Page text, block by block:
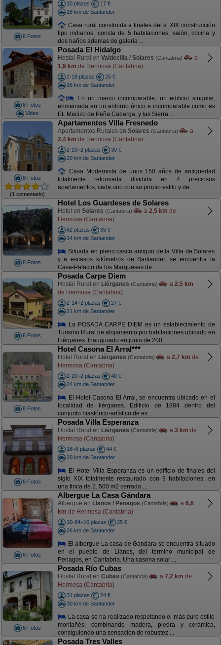
8 Fotos
10 plazas
17 €
18 km de Santander
Casa rural construida a finales del s. XIX construcción
tipo indianos, consta de 5 habitaciones, salón, cocina y
dos baños ademas de galería ...
8 Fotos
Video
Posada El Hidalgo
Hostal Rural en Valdecilla / Solares (Cantabria)
a
1,9 km de Hermosa (Cantabria)
2-18 plazas
25 €
16 km de Santander
En un marco incomparable, un edificio singular,
enmarcada en un entorno único e incomparable como es
EL Macizo de Peña Cabarga, y las Sierra ...
8 Fotos
(1 comentario)
Apartamentos Villa Fresnedo
Apartamentos Rurales en Solares (Cantabria)
a
2,4 km de Hermosa (Cantabria)
2-20+2 plazas
30 €
20 km de Santander
Casa Modernista de unos 150 años de antigüedad
totalmente reformada dividida en 4 preciosos
apartamentos, cada uno con su propio estilo y de ...
8 Fotos
Hotel Los Guardeses de Solares
Hotel en Solares (Cantabria) a 2,5 km de
Hermosa (Cantabria)
42 plazas
35 €
14 km de Santander
Situada en pleno casco antiguo de la Villa de Solares
y a escasos kilómetros de Santander, se encuentra la
Casa-Palacio de los Marqueses de ...
8 Fotos
Posada Carpe Diem
Hostal Rural en Liérganes (Cantabria) a 2,5 km
de Hermosa (Cantabria)
2-14+2 plazas
27 €
21 km de Santander
La POSADA CARPE DIEM es un establecimiento de
Turismo Rural de alojamiento por habitaciones ubicado en
Liérganes. Inaugurado en junio de 200 ...
8 Fotos
Hotel Casona El Arral***
Hotel Rural en Liérganes (Cantabria) a 2,7 km de
Hermosa (Cantabria)
2-20+2 plazas
40 €
24 km de Santander
El Hotel Casona El Arral, se encuentra ubicado en el
localidad de liérganes. Edificio de 1884 dentro del
conjunto hiastórico-artístico de es ...
8 Fotos
Posada Villa Esperanza
Hostal Rural en Liérganes (Cantabria) a 3 km de
Hermosa (Cantabria)
18+6 plazas
44 €
20 km de Santander
El Hotel Villa Esperanza es un edificio de finales del
siglo XIX totalmente restaurado con 9 habitaciones, en
una finca de 2. 500 m2 cerrada ...
8 Fotos
Albergue La Casa Gándara
Albergue en Llanos / Penagos (Cantabria) a 6,8
km de Hermosa (Cantabria)
10-84+10 plazas
25 €
26 km de Santander
El albergue La casa de Gandara se encuentra situado
en el pueblo de Llanos, del término municipal de
Penagos, en Cantabria. Una casona solar ...
8 Fotos
Posada Río Cubas
Hostal Rural en Cubas (Cantabria) a 7,2 km de
Hermosa (Cantabria)
31 plazas
24 €
30 km de Santander
La casa se ha realizado respetando el más puro estilo
montañés, combinando madera, piedra y cerámica,
consiguiendo una sensación de robustez ...
Posada Tres Valles